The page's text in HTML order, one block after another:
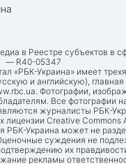
в Реестре субъектов в
— R40-05347
«РБК-Украина» имеет
и английскую), главная
. Фотографии,
Все фотографии
журналисты РБК-
лицензии Creative Commons
РБК-Украина может не
суждения не
их
рекламы